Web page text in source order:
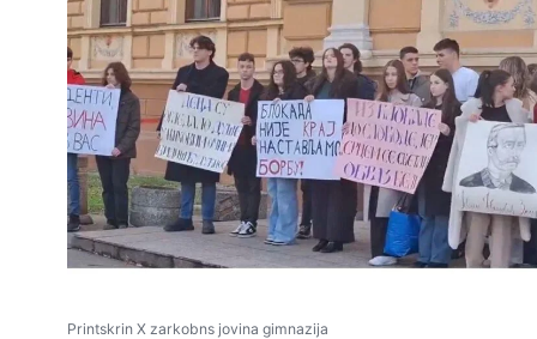
Printskrin X zarkobns jovina gimnazija